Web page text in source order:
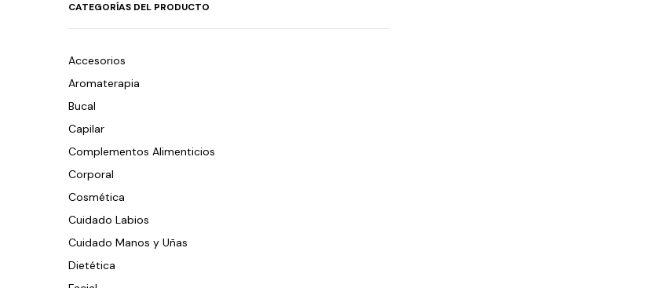
CATEGORÍAS DEL PRODUCTO
Accesorios
Aromaterapia
Bucal
Capilar
Complementos Alimenticios
Corporal
Cosmética
Cuidado Labios
Cuidado Manos y Uñas
Dietética